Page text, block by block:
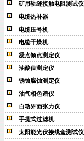
矿用轨缝接触电阻测试仪
电缆热补器
电缆压号机
电缆干燥机
凝点倾点测定仪
油酸值测定仪
锈蚀腐蚀测定仪
油气相色谱仪
自动界面张力仪
手提式过滤机
太阳能光伏接线盒测试仪